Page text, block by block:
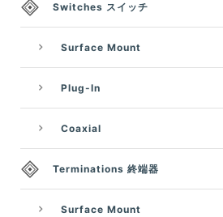
Switches スイッチ
Surface Mount
Plug-In
Coaxial
Terminations 終端器
Surface Mount